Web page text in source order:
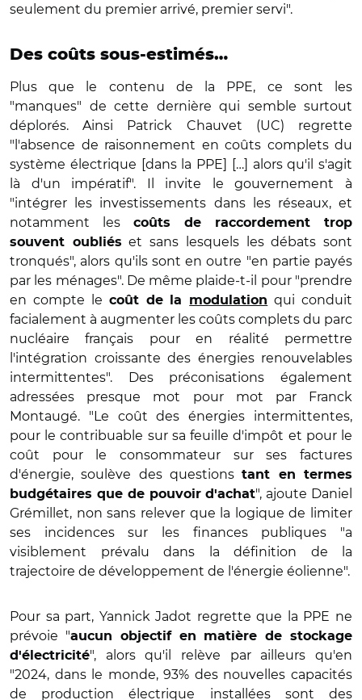
seulement du premier arrivé, premier servi".
Des coûts sous-estimés…
Plus que le contenu de la PPE, ce sont les
"manques" de cette dernière qui semble surtout
déplorés. Ainsi Patrick Chauvet (UC) regrette
"l'absence de raisonnement en coûts complets du
système électrique [dans la PPE] […] alors qu'il s'agit
là d'un impératif". Il invite le gouvernement à
"intégrer les investissements dans les réseaux, et
notamment les coûts de raccordement trop
souvent oubliés et sans lesquels les débats sont
tronqués", alors qu'ils sont en outre "en partie payés
par les ménages". De même plaide-t-il pour "prendre
en compte le coût de la modulation qui conduit
facialement à augmenter les coûts complets du parc
nucléaire français pour en réalité permettre
l'intégration croissante des énergies renouvelables
intermittentes". Des préconisations également
adressées presque mot pour mot par Franck
Montaugé. "Le coût des énergies intermittentes,
pour le contribuable sur sa feuille d'impôt et pour le
coût pour le consommateur sur ses factures
d'énergie, soulève des questionstant en termes
budgétaires que de pouvoir d'achat", ajoute Daniel
Grémillet, non sans relever que la logique de limiter
ses incidences sur les finances publiques "a
visiblement prévalu dans la définition de la
trajectoire de développement de l'énergie éolienne".
Pour sa part, Yannick Jadot regrette que la PPE ne
prévoie "aucun objectif en matière de stockage
d'électricité", alors qu'il relève par ailleurs qu'en
"2024, dans le monde, 93% des nouvelles capacités
de production électrique installées sont des